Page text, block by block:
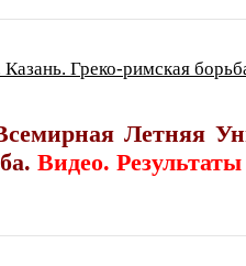
Греко-римская
Летняя
Видео. Результаты